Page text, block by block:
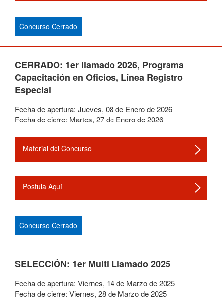
Concurso Cerrado
CERRADO: 1er llamado 2026, Programa
Capacitación en Oficios, Línea Registro
Especial
Fecha de apertura: Jueves, 08de Enerode2026
Fecha de cierre: Martes, 27de Enerode2026
Material del Concurso
Postula Aquí
Concurso Cerrado
SELECCIÓN: 1er Multi Llamado 2025
Fecha de apertura: Viernes, 14de Marzode2025
Fecha de cierre: Viernes, 28de Marzode2025